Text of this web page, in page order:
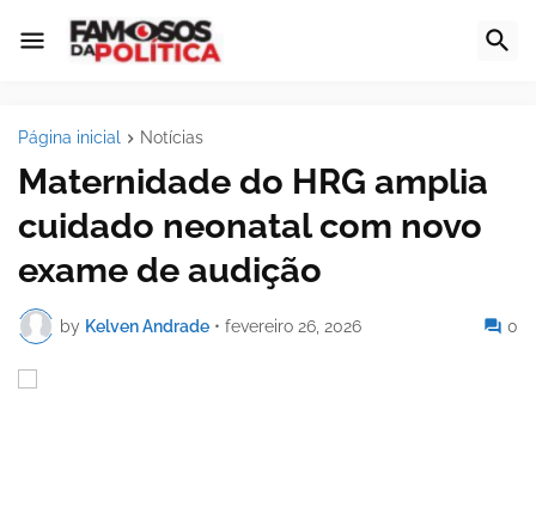
Página inicial Notícias
Maternidade do HRG amplia
cuidado neonatal com novo
exame de audição
by Kelven Andrade • fevereiro 26, 2026 0